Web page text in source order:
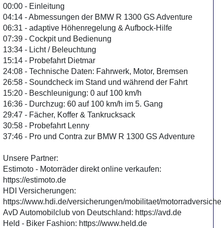
00:00 - Einleitung
04:14 - Abmessungen der BMW R 1300 GS Adventure
06:31 - adaptive Höhenregelung & Aufbock-Hilfe
07:39 - Cockpit und Bedienung
13:34 - Licht / Beleuchtung
15:14 - Probefahrt Dietmar
24:08 - Technische Daten: Fahrwerk, Motor, Bremsen
26:58 - Soundcheck im Stand und während der Fahrt
15:20 - Beschleunigung: 0 auf 100 km/h
16:36 - Durchzug: 60 auf 100 km/h im 5. Gang
29:47 - Fächer, Koffer & Tankrucksack
30:58 - Probefahrt Lenny
37:46 - Pro und Contra zur BMW R 1300 GS Adventure
Unsere Partner:
Estimoto - Motorräder direkt online verkaufen:
https://estimoto.de
HDI Versicherungen:
https://www.hdi.de/versicherungen/mobilitaet/
AvD Automobilclub von Deutschland: https://avd.de
Held - Biker Fashion: https://www.held.de